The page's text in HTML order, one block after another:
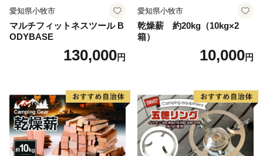
れの「助」が補完し合う、地域全体による協働（総働）
のまちづくりに与謝野町は取り組んでいます。
あなたの想いを与謝野町の未来へとつなぎます。
―――――――――――――――――――――――――
※長期不在等による特典未受領の場合、特典を再度送付
することはできません。確実にお受け取りいただくよう
お願いします。
愛知県小牧市
マルチフィットネスツール B
ODYBASE
130,000円
愛知県小牧市
乾燥薪 約20kg（10kg×2
箱）
10,000円